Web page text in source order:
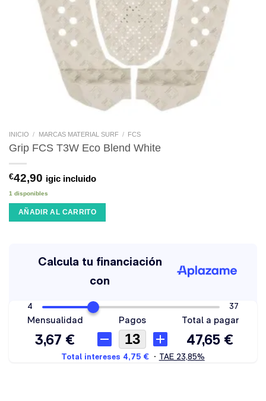
INICIO / MARCAS MATERIAL SURF / FCS
Grip FCS T3W Eco Blend White
€42,90 igic incluido
1 disponibles
AÑADIR AL CARRITO